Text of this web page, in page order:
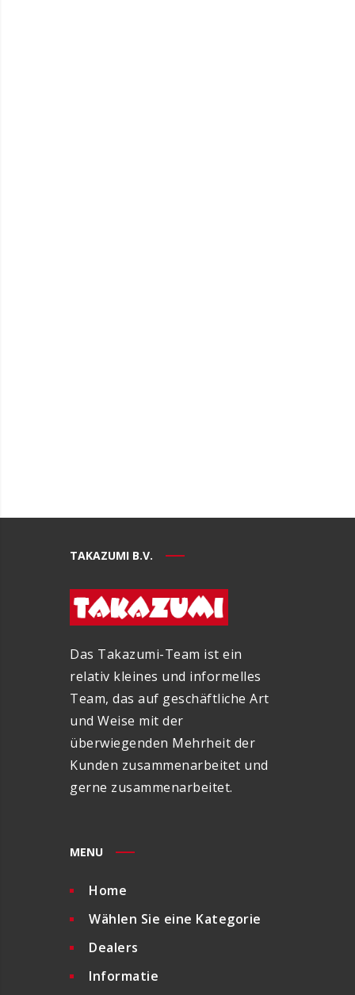
TAKAZUMI B.V.
Das Takazumi-Team ist ein
relativ kleines und informelles
Team, das auf geschäftliche Art
und Weise mit der
überwiegenden Mehrheit der
Kunden zusammenarbeitet und
gerne zusammenarbeitet.
MENU
Home
Wählen Sie eine Kategorie
Dealers
Informatie